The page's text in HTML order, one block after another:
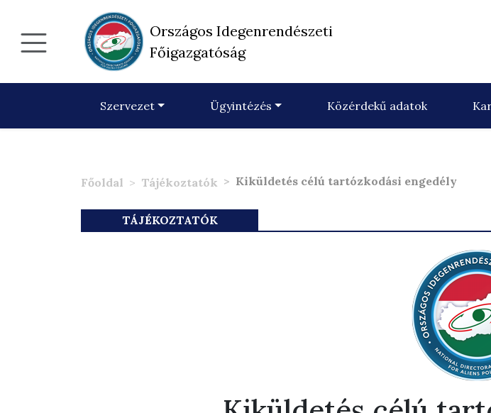
Országos Idegenrendészeti
Főigazgatóság
Szervezet Ügyintézés Közérdekű adatok
Főoldal Tájékoztatók Kiküldetés célú tartózkodási engedély
TÁJÉKOZTATÓK